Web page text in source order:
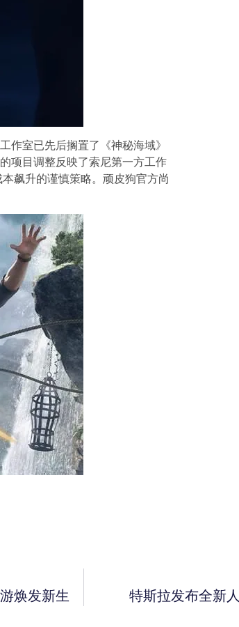
作室已先后搁置了《神秘海域》
项目调整反映了索尼第一方工作
飙升的谨慎策略。顽皮狗官方尚
焕发新生 特斯拉发布全新